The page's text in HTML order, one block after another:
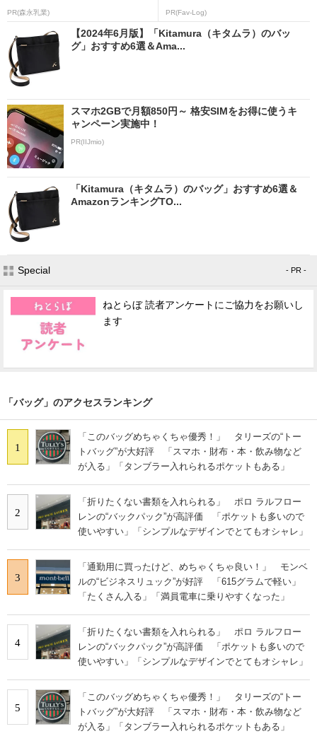
PR(森永乳業) PR(Fav-Log)
【2024年6月版】「Kitamura（キタムラ）のバッ
グ」おすすめ6選＆Ama...
スマホ2GBで月額850円～ 格安SIMをお得に使うキ
ャンペーン実施中！
PR(IIJmio)
「Kitamura（キタムラ）のバッグ」おすすめ6選＆
AmazonランキングTO...
Special - PR -
ねとらぼ 読者アンケートにご協力をお願いし
ます
「バッグ」のアクセスランキング
1
「このバッグめちゃくちゃ優秀！」 タリーズの“トー
トバッグ”が大好評 「スマホ・財布・本・飲み物など
が入る」「タンブラー入れられるポケットもある」
2
「折りたくない書類を入れられる」 ポロ ラルフロー
レンの“バックパック”が高評価 「ポケットも多いので
使いやすい」「シンプルなデザインでとてもオシャレ」
3
「通勤用に買ったけど、めちゃくちゃ良い！」 モンベ
ルの“ビジネスリュック”が好評 「615グラムで軽い」
「たくさん入る」「満員電車に乗りやすくなった」
4
「折りたくない書類を入れられる」 ポロ ラルフロー
レンの“バックパック”が高評価 「ポケットも多いので
使いやすい」「シンプルなデザインでとてもオシャレ」
5
「このバッグめちゃくちゃ優秀！」 タリーズの“トー
トバッグ”が大好評 「スマホ・財布・本・飲み物など
が入る」「タンブラー入れられるポケットもある」